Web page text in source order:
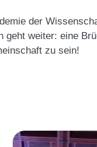
der
geht weiter: eine
zu sein!